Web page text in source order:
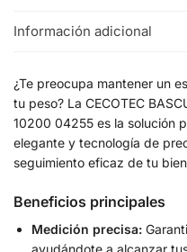
Información adicional
¿Te preocupa mantener un
tu peso? La CECOTEC
10200 04255 es la solución
elegante y tecnología de
seguimiento eficaz de tu
Beneficios principales
Medición precisa:
ayudándote a alcanzar